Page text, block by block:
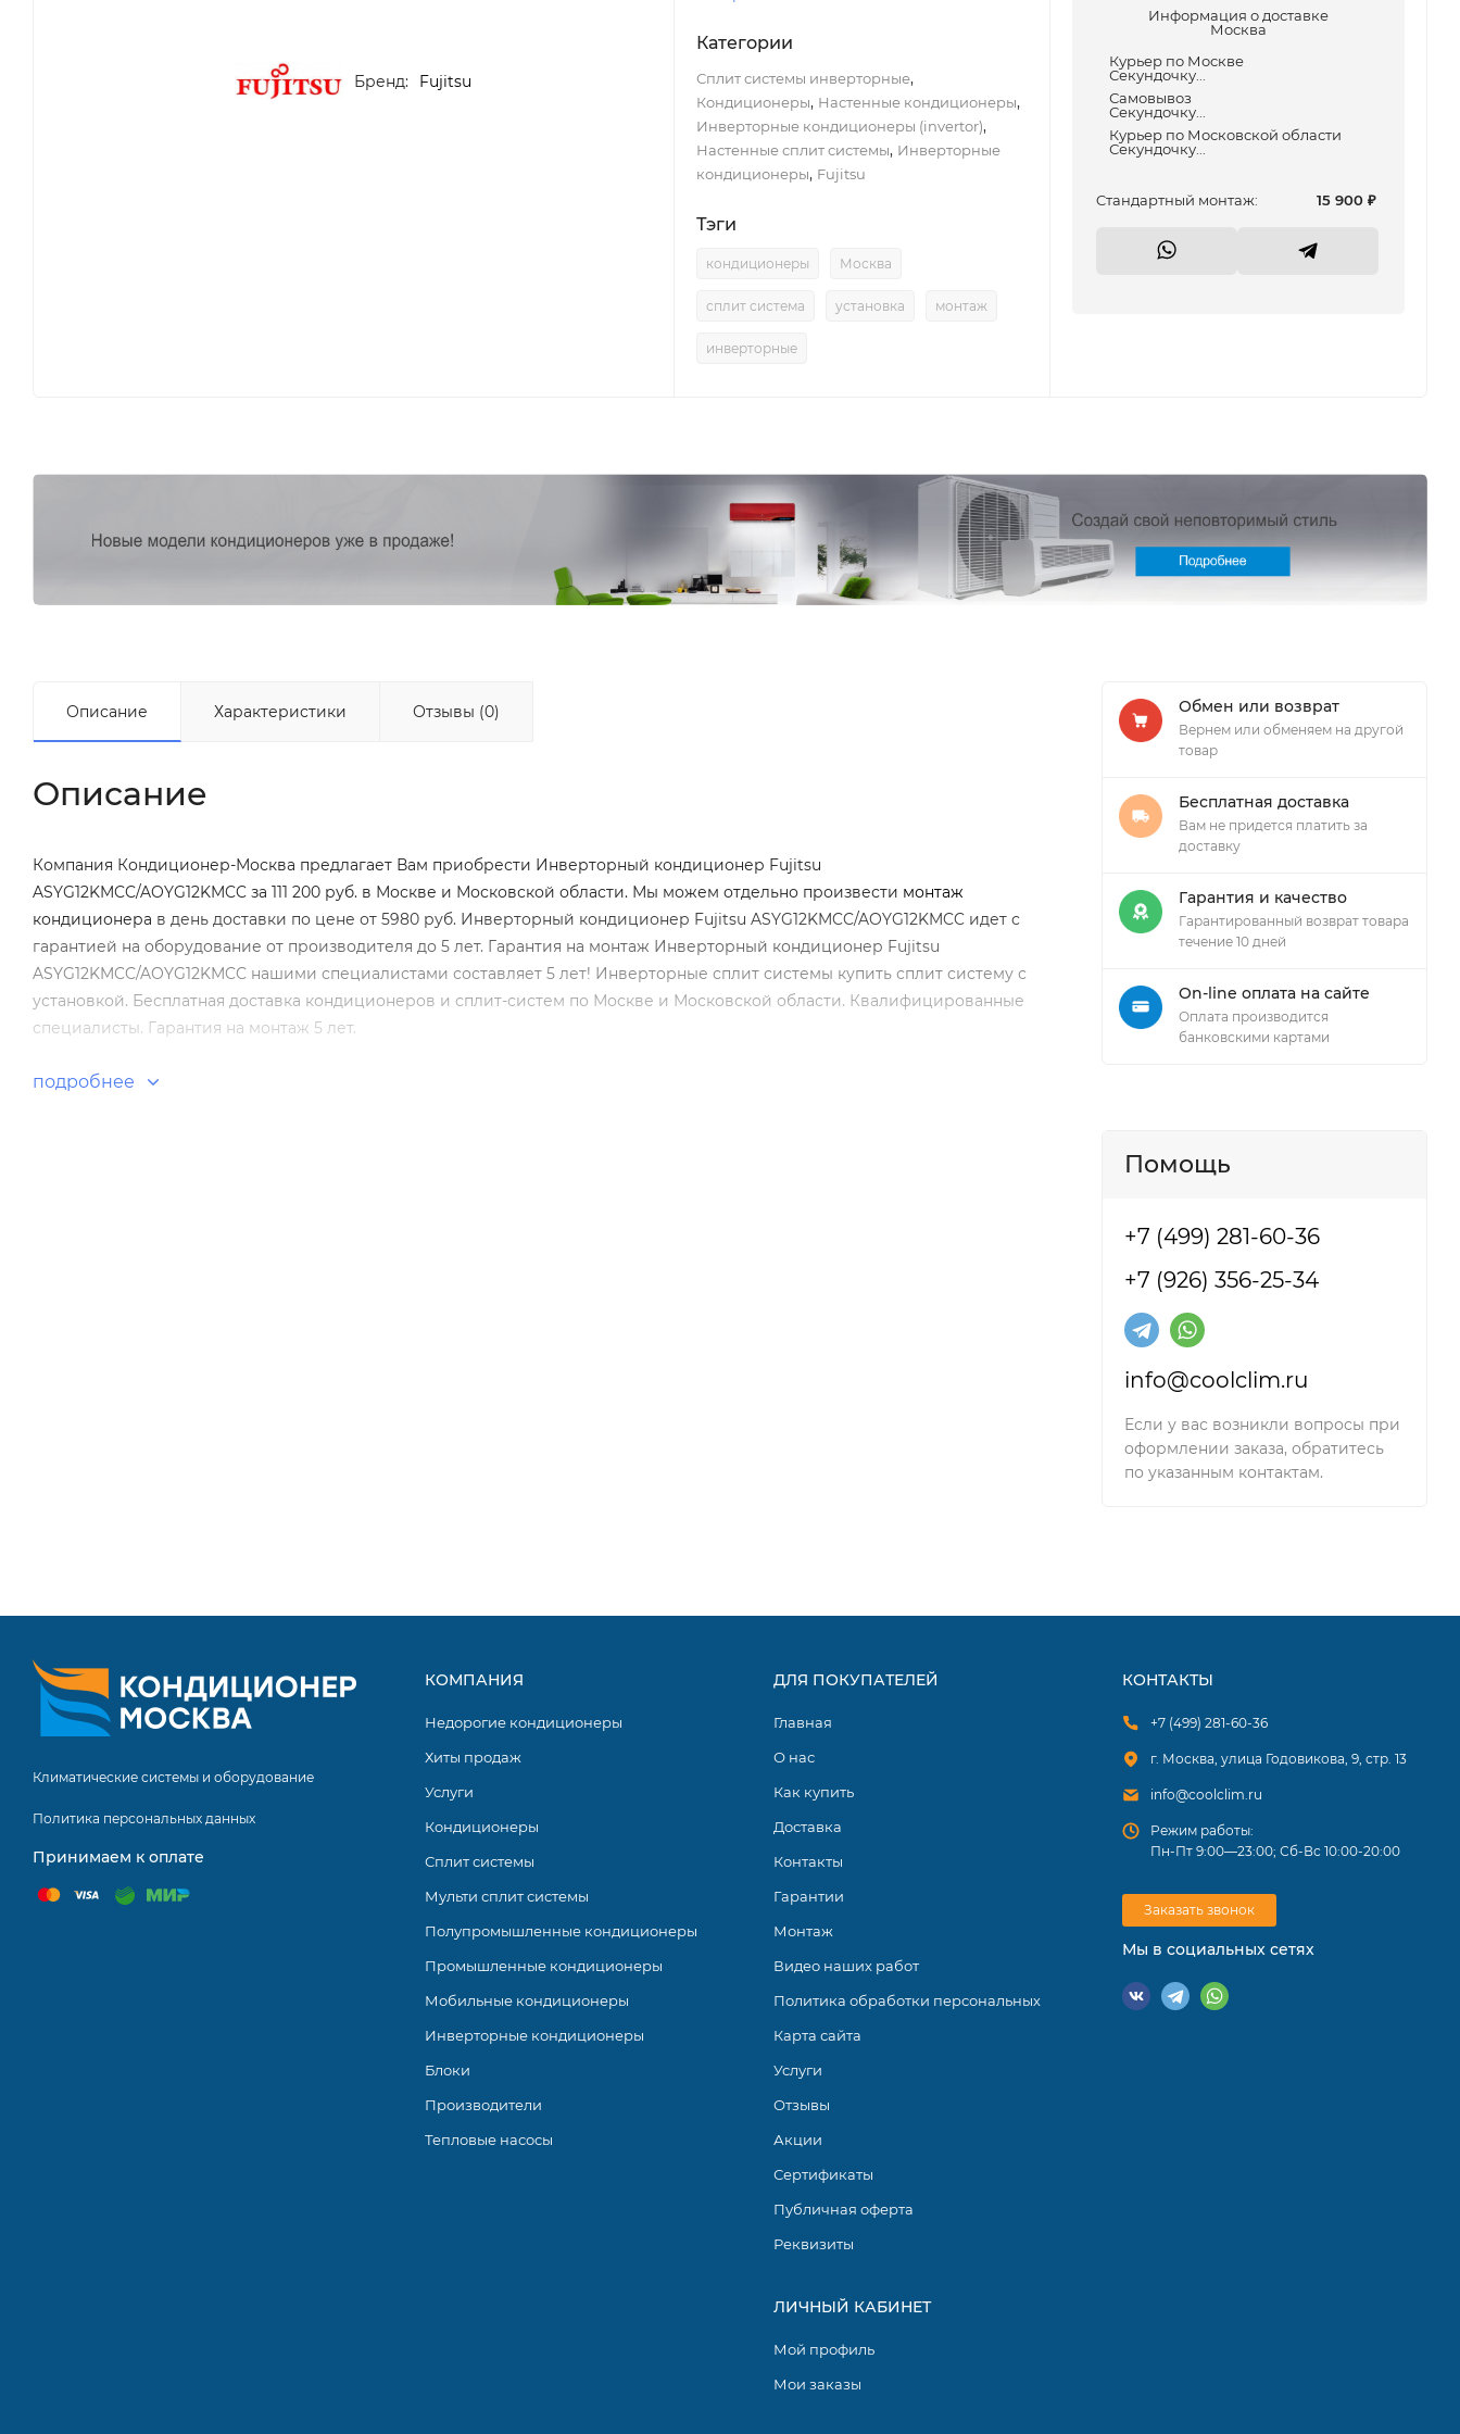
Бренд: Fujitsu
Категории
Сплит системы инверторные,
Кондиционеры, Настенные кондиционеры,
Инверторные кондиционеры (invertor),
Настенные сплит системы, Инверторные
кондиционеры, Fujitsu
Тэги
кондиционеры Москва
сплит система установка монтаж
инверторные
Информация о доставке
Москва
Курьер по Москве
Секундочку...
Самовывоз
Секундочку...
Курьер по Московской области
Секундочку...
Cтандартный монтаж: 15 900 ₽
Описание Характеристики Отзывы (0)
Описание
Компания Кондиционер-Москва предлагает Вам приобрести Инверторный кондиционер Fujitsu
ASYG12KMCC/AOYG12KMCC за 111 200 руб. в Москве и Московской области. Мы можем отдельно произвести монтаж
кондиционера в день доставки по цене от 5980 руб. Инверторный кондиционер Fujitsu ASYG12KMCC/AOYG12KMCC идет с
гарантией на оборудование от производителя до 5 лет. Гарантия на монтаж Инверторный кондиционер Fujitsu
ASYG12KMCC/AOYG12KMCC нашими специалистами составляет 5 лет! Инверторные сплит системы купить сплит систему с
установкой. Бесплатная доставка кондиционеров и сплит-систем по Москве и Московской области. Квалифицированные
специалисты. Гарантия на монтаж 5 лет.
подробнее
Обмен или возврат
Вернем или обменяем на другой
товар
Бесплатная доставка
Вам не придется платить за
доставку
Гарантия и качество
Гарантированный возврат товара
течение 10 дней
On-line оплата на сайте
Оплата производится
банковскими картами
Помощь
+7 (499) 281-60-36
+7 (926) 356-25-34
info@coolclim.ru
Если у вас возникли вопросы при
оформлении заказа, обратитесь
по указанным контактам.
Климатические системы и оборудование
Политика персональных данных
Принимаем к оплате
КОМПАНИЯ
Недорогие кондиционеры
Хиты продаж
Услуги
Кондиционеры
Сплит системы
Мульти сплит системы
Полупромышленные кондиционеры
Промышленные кондиционеры
Мобильные кондиционеры
Инверторные кондиционеры
Блоки
Производители
Тепловые насосы
ДЛЯ ПОКУПАТЕЛЕЙ
Главная
О нас
Как купить
Доставка
Контакты
Гарантии
Монтаж
Видео наших работ
Политика обработки персональных
Карта сайта
Услуги
Отзывы
Акции
Сертификаты
Публичная оферта
Реквизиты
ЛИЧНЫЙ КАБИНЕТ
Мой профиль
Мои заказы
КОНТАКТЫ
+7 (499) 281-60-36
г. Москва, улица Годовикова, 9, стр. 13
info@coolclim.ru
Режим работы:
Пн-Пт 9:00—23:00; Сб-Вс 10:00-20:00
Заказать звонок
Мы в социальных сетях